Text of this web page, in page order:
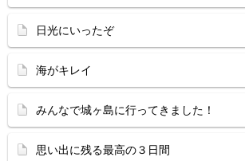
日光にいったぞ
海がキレイ
みんなで城ヶ島に行ってきました！
思い出に残る最高の３日間